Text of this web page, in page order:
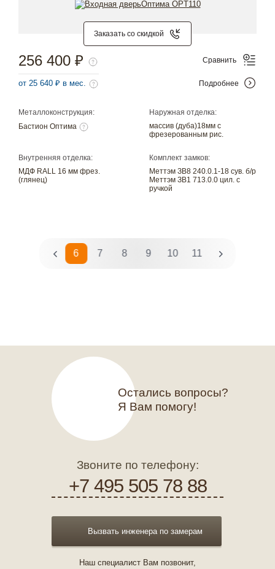
Заказать со скидкой
Металлоконструкция:
Бастион Оптима
Наружная отделка:
массив (дуба)18мм с
фрезерованным рис.
Внутренняя отделка:
МДФ RALL 16 мм фрез.
(глянец)
Комплект замков:
Меттэм ЗВ8 240.0.1-18 сув. б/р
Меттэм ЗВ1 713.0.0 цил. с
ручкой
256 400 ₽
от 25 640 ₽ в мес.
Сравнить
Подробнее
5 6 7 8 9 10 11 12
Остались вопросы?
Я Вам помогу!
Звоните по телефону:
+7 495 505 78 88
Вызвать инженера по замерам
Наш специалист Вам позвонит,